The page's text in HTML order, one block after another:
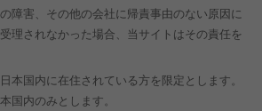
障害、その他の会社に帰責事由のない原因に
理されなかった場合、当サイトはその責任を
本国内に在住されている方を限定とします。
国内のみとします。